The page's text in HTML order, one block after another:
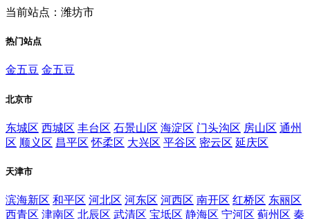
当前站点：潍坊市
热门站点
金五豆 金五豆
北京市
东城区 西城区 丰台区 石景山区 海淀区 门头沟区 房山区 通州
区 顺义区 昌平区 怀柔区 大兴区 平谷区 密云区 延庆区
天津市
滨海新区 和平区 河北区 河东区 河西区 南开区 红桥区 东丽区
西青区 津南区 北辰区 武清区 宝坻区 静海区 宁河区 蓟州区 秦